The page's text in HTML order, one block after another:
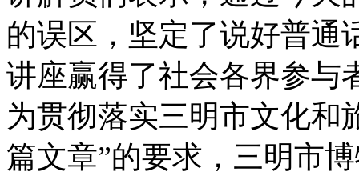
的误区，坚定了说好普通
讲座赢得了社会各界参与
为贯彻落实三明市文化和
篇文章”的要求，三明市